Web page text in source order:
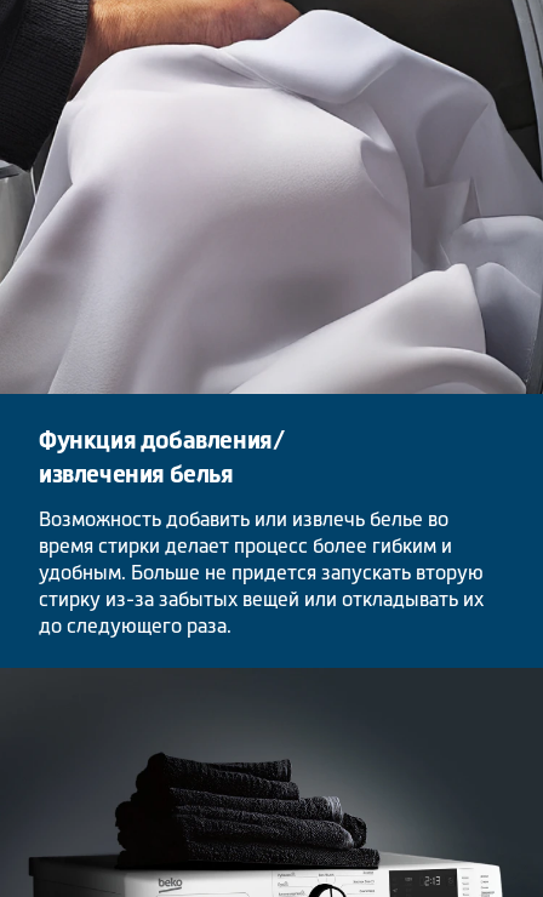
Функция добавления/
извлечения белья
Возможность добавить или извлечь белье во
время стирки делает процесс более гибким и
удобным. Больше не придется запускать вторую
стирку из-за забытых вещей или откладывать их
до следующего раза.